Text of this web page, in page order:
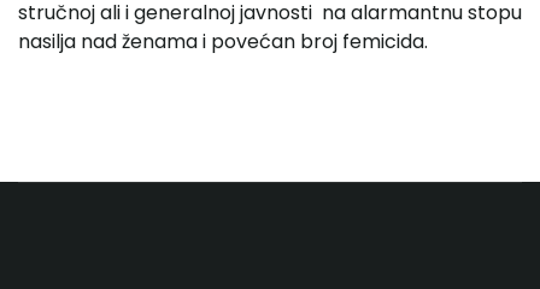
stručnoj ali i generalnoj javnosti na alarmantnu stopu
nasilja nad ženama i povećan broj femicida.